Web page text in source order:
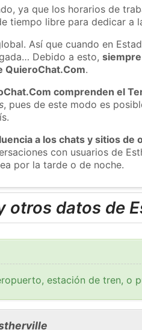
ya que los horarios de
tiempo libre para dedicar a
Así que cuando en
Debido a esto,
QuieroChat.Com.
comprenden el
, pues de este modo es
a los chats y sitios
con usuarios de
por la tarde o de noche.
otros datos de
estación de tren, o